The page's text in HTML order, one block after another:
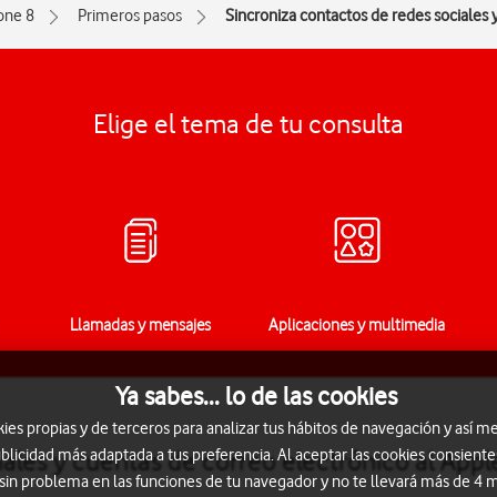
8 Primeros pasos Sincroniza contactos de redes
Elige el tema de tu consulta
Llamadas y mensajes Aplicaciones y multimedia
y cuentas de correo electrónico al
Ya sabes... lo de las cookies
propias y de terceros para analizar tus hábitos de navegación y así
más adaptada a tus preferencia. Al aceptar las cookies
problema en las funciones de tu navegador y no te llevará más de 4